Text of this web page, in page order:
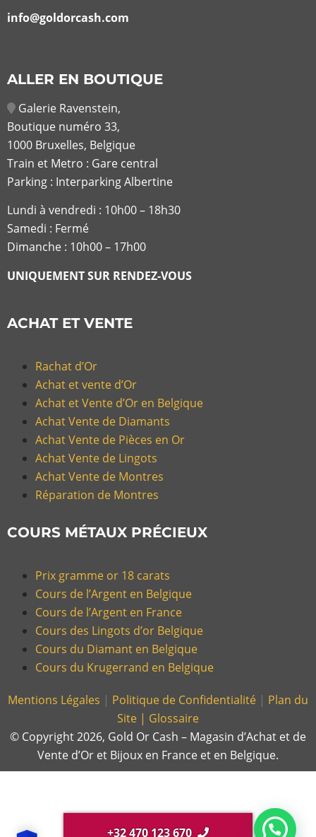
info@goldorcash.com
+32 470 123 670
ALLER EN BOUTIQUE
Galerie Ravenstein,
Boutique numéro 33,
1000 Bruxelles, Belgique
Train et Metro : Gare central
Parking : Interparking Albertine
Lundi à vendredi : 10h00 – 18h30
Samedi : Fermé
Dimanche : 10h00 – 17h00
UNIQUEMENT SUR RENDEZ-VOUS
ACHAT ET VENTE
Rachat d’Or
Achat et vente d’Or
Achat et Vente d’Or en Belgique
Achat Vente de Diamants
Achat Vente de Pièces en Or
Achat Vente de Lingots
Achat Vente de Montres
Réparation de Montres
COURS MÉTAUX PRÉCIEUX
Prix gramme or 18 carats
Cours de l’Argent en Belgique
Cours de l’Argent en France
Cours des Lingots d’or Belgique
Cours du Diamant en Belgique
Cours du Krugerrand en Belgique
Mentions Légales | Politique de Confidentialité | Plan du
Site | Glossaire
© Copyright 2026, Gold Or Cash – Magasin d’Achat et de
Vente d’Or et Bijoux en France et en Belgique.